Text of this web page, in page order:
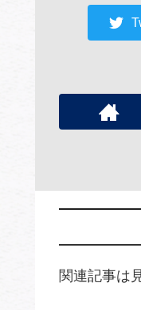
関連記事は